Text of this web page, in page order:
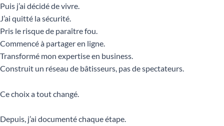
Puis j’ai décidé de vivre.
J’ai quitté la sécurité.
Pris le risque de paraître fou.
Commencé à partager en ligne.
Transformé mon expertise en business.
Construit un réseau de bâtisseurs, pas de spectateurs.
Ce choix a tout changé.
Depuis, j’ai documenté chaque étape.